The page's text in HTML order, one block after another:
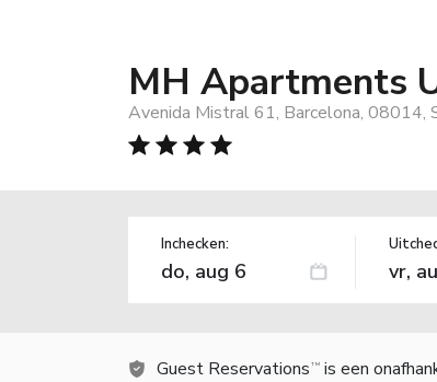
MH Apartments
Avenida Mistral 61, Barcelona, 08014,
Inchecken:
Guest Reservations TM is een